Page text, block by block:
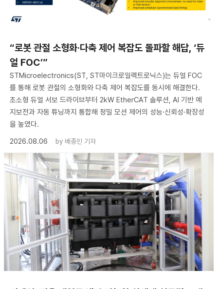
“로봇 관절 소형화·다축 제어 복잡도 돌파할 해답, ‘듀
얼 FOC’”
STMicroelectronics(ST, ST마이크로일렉트로닉스)는 듀얼 FOC
를 통해 로봇 관절의 소형화와 다축 제어 복잡도를 동시에 해결한다.
초소형 듀얼 서보 드라이브부터 2kW EtherCAT 솔루션, AI 기반 예
지보전과 자동 튜닝까지 통합해 정밀 모션 제어의 성능·신뢰성·확장성
을 높였다.
2026.08.06
by 배종인 기자